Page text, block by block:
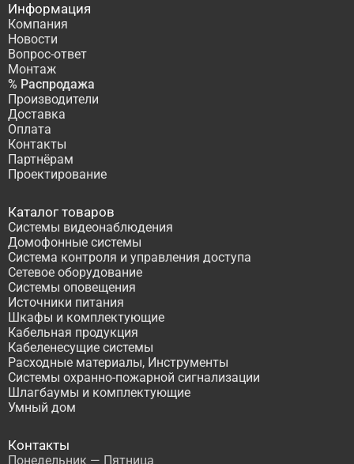
Информация
Компания
Новости
Вопрос-ответ
Монтаж
% Распродажа
Производители
Доставка
Оплата
Контакты
Партнёрам
Проектирование
Каталог товаров
Системы видеонаблюдения
Домофонные системы
Система контроля и управления доступа
Сетевое оборудование
Системы оповещения
Источники питания
Шкафы и комплектующие
Кабельная продукция
Кабеленесущие системы
Расходные материалы, Инструменты
Системы охранно-пожарной сигнализации
Шлагбаумы и комплектующие
Умный дом
Контакты
Понедельник — Пятница